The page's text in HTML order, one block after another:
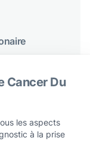
Cancer Du
les aspects
à la prise
poumon